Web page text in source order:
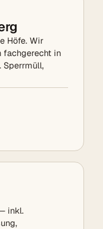
Höfe. Wir
fachgerecht in
inkl.